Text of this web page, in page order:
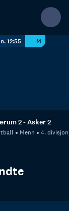
12:55 M
2 - Asker 2
Menn 4.